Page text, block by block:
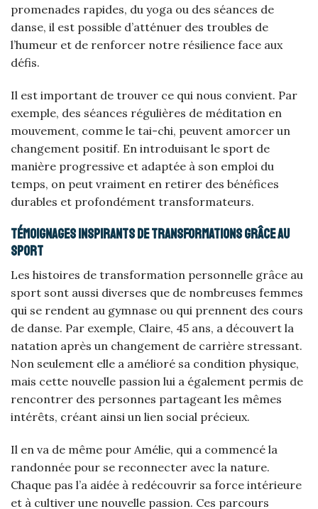
promenades rapides, du yoga ou des séances de
danse, il est possible d’atténuer des troubles de
l’humeur et de renforcer notre résilience face aux
défis.
Il est important de trouver ce qui nous convient. Par
exemple, des séances régulières de méditation en
mouvement, comme le tai-chi, peuvent amorcer un
changement positif. En introduisant le sport de
manière progressive et adaptée à son emploi du
temps, on peut vraiment en retirer des bénéfices
durables et profondément transformateurs.
Témoignages inspirants de transformations grâce au
sport
Les histoires de transformation personnelle grâce au
sport sont aussi diverses que de nombreuses femmes
qui se rendent au gymnase ou qui prennent des cours
de danse. Par exemple, Claire, 45 ans, a découvert la
natation après un changement de carrière stressant.
Non seulement elle a amélioré sa condition physique,
mais cette nouvelle passion lui a également permis de
rencontrer des personnes partageant les mêmes
intérêts, créant ainsi un lien social précieux.
Il en va de même pour Amélie, qui a commencé la
randonnée pour se reconnecter avec la nature.
Chaque pas l’a aidée à redécouvrir sa force intérieure
et à cultiver une nouvelle passion. Ces parcours